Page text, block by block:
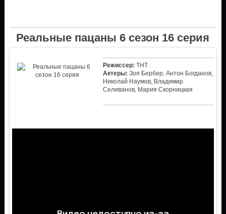
Реальные пацаны 6 сезон 16 серия
Режиссер: ТНТ
Актеры: Зоя Бербер, Антон Богданов,
Николай Наумов, Владимир
Селиванов, Мария Скорницкая